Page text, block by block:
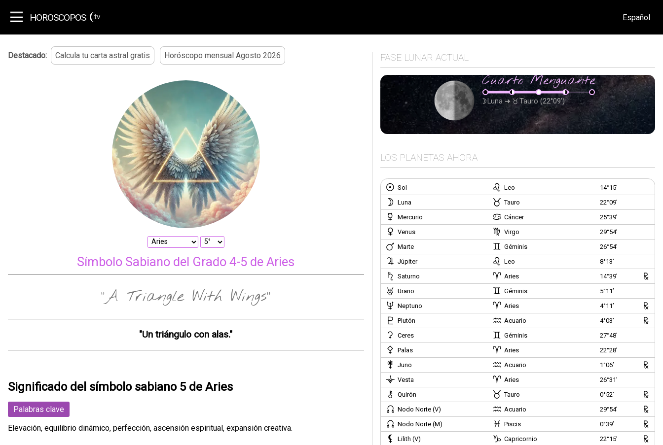
HOROSCOPOS .tv
Destacado: Calcula tu carta astral gratis Horóscopo mensual Agosto 2026
Símbolo Sabiano del Grado 4-5 de Aries
"A Triangle With Wings"
"Un triángulo con alas."
Significado del símbolo sabiano 5 de Aries
Palabras clave
Elevación, equilibrio dinámico, perfección, ascensión espiritual, expansión creativa.
FASE LUNAR ACTUAL
Cuarto Menguante
Luna ➜ Tauro (22°09’)
LOS PLANETAS AHORA
Sol Leo
14°15’
Luna
Tauro
22°09’
Mercurio
Cáncer
25°39’
Venus
Virgo
29°54’
Marte
Géminis
26°54’
Júpiter
Leo
8°13’
Saturno
Aries
14°39’
Urano
Géminis
5°11’
Neptuno
Aries
4°11’
Plutón
Acuario
4°03’
Ceres
Géminis
27°48’
Palas
Aries
22°28’
Juno
Acuario
1°06’
Vesta
Aries
26°31’
Quirón
Tauro
0°52’
Nodo Norte (V)
Acuario
29°54’
Nodo Norte (M)
Piscis
0°39’
Lilith (V)
Capricornio
22°15’
Español